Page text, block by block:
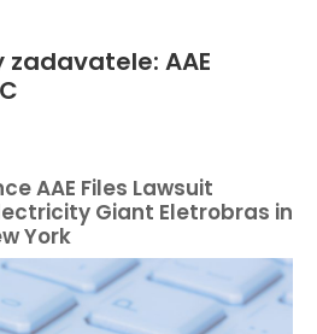
AAE
AAE Files Lawsuit
Giant Eletrobras in
York